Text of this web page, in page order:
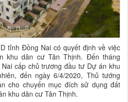
tỉnh Đồng Nai có quyết định về việc
khu dân cư Tân Thịnh. Đến tháng
cấp chủ trương đầu tư Dự án khu
đến ngày 6/4/2020, Thủ tướng
cho chuyển mục đích sử dụng đất
khu dân cư Tân Thịnh.